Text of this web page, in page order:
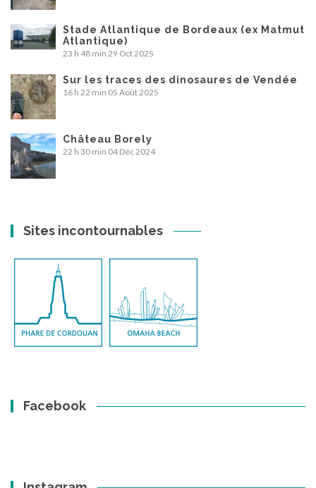
Stade Atlantique de Bordeaux (ex Matmut
Atlantique)
23 h 48 min 29 Oct 2025
Sur les traces des dinosaures de Vendée
16 h 22 min 05 Août 2025
Château Borely
22 h 30 min 04 Déc 2024
Sites incontournables
Facebook